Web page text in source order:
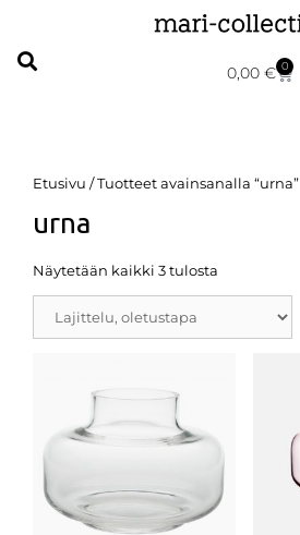
0,00 € 0
Etusivu / Tuotteet avainsanalla “urna”
urna
Näytetään kaikki 3 tulosta